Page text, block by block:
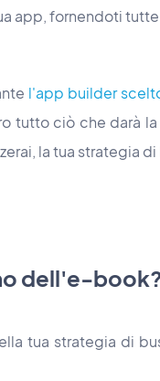
app, fornendoti
l'app builder
tutto ciò che darà
la tua strategia
dell'e-
tua strategia di